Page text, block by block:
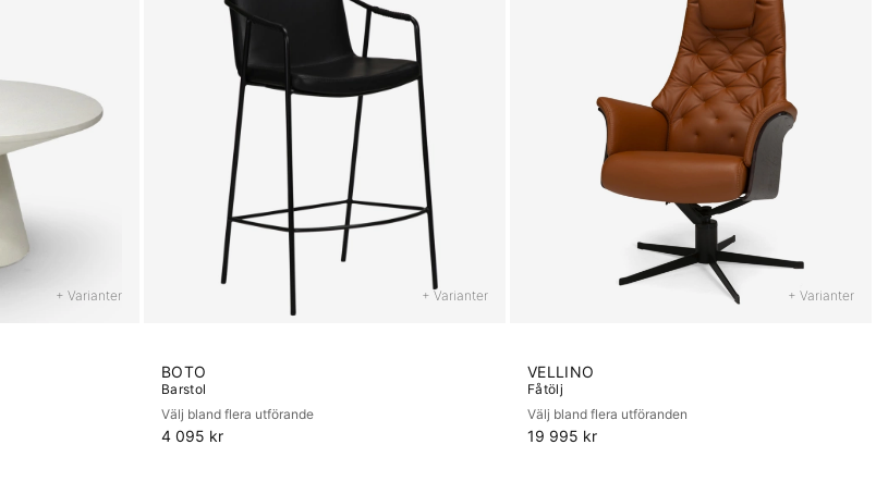
+ Varianter + Varianter
BOTO
Barstol
Välj bland flera utförande
4 095 kr
+ Varianter
VELLINO
Fåtölj
Välj bland flera utföranden
19 995 kr